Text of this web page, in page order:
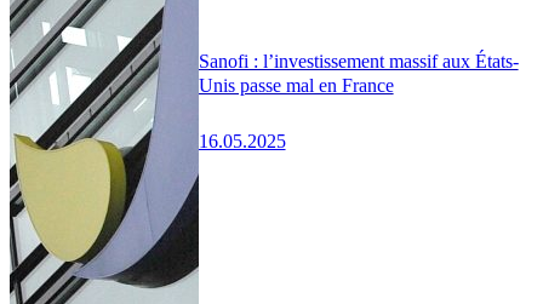
Sanofi : l’investissement massif aux États-
Unis passe mal en France
16.05.2025